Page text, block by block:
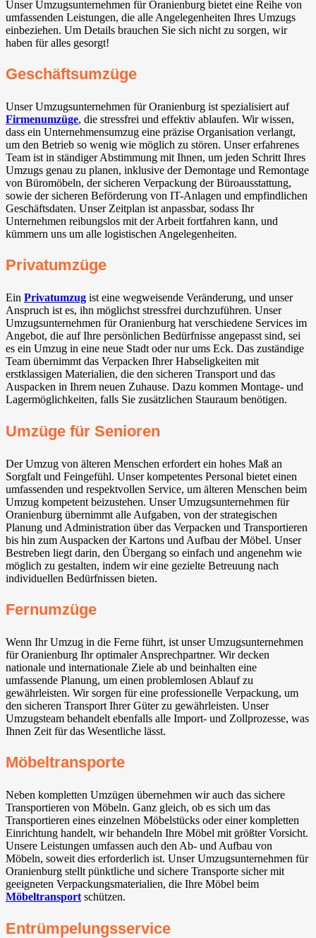
Unser Umzugsunternehmen für Oranienburg bietet eine Reihe von
umfassenden Leistungen, die alle Angelegenheiten Ihres Umzugs
einbeziehen. Um Details brauchen Sie sich nicht zu sorgen, wir
haben für alles gesorgt!
Geschäftsumzüge
Unser Umzugsunternehmen für Oranienburg ist spezialisiert auf
Firmenumzüge, die stressfrei und effektiv ablaufen. Wir wissen,
dass ein Unternehmensumzug eine präzise Organisation verlangt,
um den Betrieb so wenig wie möglich zu stören. Unser erfahrenes
Team ist in ständiger Abstimmung mit Ihnen, um jeden Schritt Ihres
Umzugs genau zu planen, inklusive der Demontage und Remontage
von Büromöbeln, der sicheren Verpackung der Büroausstattung,
sowie der sicheren Beförderung von IT-Anlagen und empfindlichen
Geschäftsdaten. Unser Zeitplan ist anpassbar, sodass Ihr
Unternehmen reibungslos mit der Arbeit fortfahren kann, und
kümmern uns um alle logistischen Angelegenheiten.
Privatumzüge
Ein Privatumzug ist eine wegweisende Veränderung, und unser
Anspruch ist es, ihn möglichst stressfrei durchzuführen. Unser
Umzugsunternehmen für Oranienburg hat verschiedene Services im
Angebot, die auf Ihre persönlichen Bedürfnisse angepasst sind, sei
es ein Umzug in eine neue Stadt oder nur ums Eck. Das zuständige
Team übernimmt das Verpacken Ihrer Habseligkeiten mit
erstklassigen Materialien, die den sicheren Transport und das
Auspacken in Ihrem neuen Zuhause. Dazu kommen Montage- und
Lagermöglichkeiten, falls Sie zusätzlichen Stauraum benötigen.
Umzüge für Senioren
Der Umzug von älteren Menschen erfordert ein hohes Maß an
Sorgfalt und Feingefühl. Unser kompetentes Personal bietet einen
umfassenden und respektvollen Service, um älteren Menschen beim
Umzug kompetent beizustehen. Unser Umzugsunternehmen für
Oranienburg übernimmt alle Aufgaben, von der strategischen
Planung und Administration über das Verpacken und Transportieren
bis hin zum Auspacken der Kartons und Aufbau der Möbel. Unser
Bestreben liegt darin, den Übergang so einfach und angenehm wie
möglich zu gestalten, indem wir eine gezielte Betreuung nach
individuellen Bedürfnissen bieten.
Fernumzüge
Wenn Ihr Umzug in die Ferne führt, ist unser Umzugsunternehmen
für Oranienburg Ihr optimaler Ansprechpartner. Wir decken
nationale und internationale Ziele ab und beinhalten eine
umfassende Planung, um einen problemlosen Ablauf zu
gewährleisten. Wir sorgen für eine professionelle Verpackung, um
den sicheren Transport Ihrer Güter zu gewährleisten. Unser
Umzugsteam behandelt ebenfalls alle Import- und Zollprozesse, was
Ihnen Zeit für das Wesentliche lässt.
Möbeltransporte
Neben kompletten Umzügen übernehmen wir auch das sichere
Transportieren von Möbeln. Ganz gleich, ob es sich um das
Transportieren eines einzelnen Möbelstücks oder einer kompletten
Einrichtung handelt, wir behandeln Ihre Möbel mit größter Vorsicht.
Unsere Leistungen umfassen auch den Ab- und Aufbau von
Möbeln, soweit dies erforderlich ist. Unser Umzugsunternehmen für
Oranienburg stellt pünktliche und sichere Transporte sicher mit
geeigneten Verpackungsmaterialien, die Ihre Möbel beim
Möbeltransportschützen.
Entrümpelungsservice